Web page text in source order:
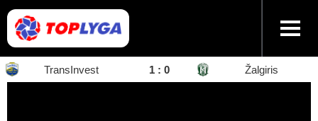
TransInvest 1 : 0 Žalgiris